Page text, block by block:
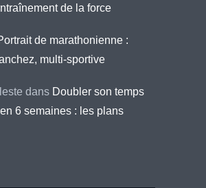
de la force
de marathonienne :
multi-sportive
dans Doubler son temps
6 semaines : les plans